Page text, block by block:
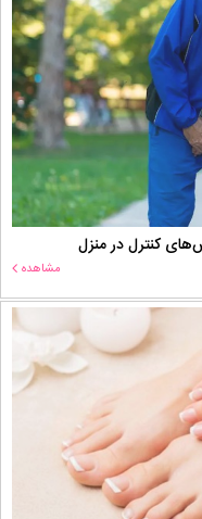
کنترل در منزل
مشاهده